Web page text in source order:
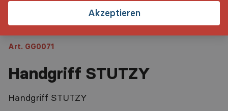
Akzeptieren
Art. GG0071
Handgriff STUTZY
Handgriff STUTZY